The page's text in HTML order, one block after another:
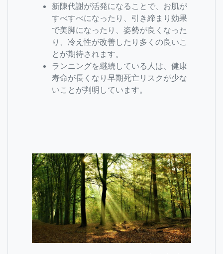
新陳代謝が活発になることで、お肌が
すべすべになったり、引き締まり効果
で美脚になったり、姿勢が良くなった
り、冷え性が改善したり多くの良いこ
とが期待されます。
ランニングを継続している人は、健康
寿命が長くなり早期死亡リスクが少な
いことが判明しています。